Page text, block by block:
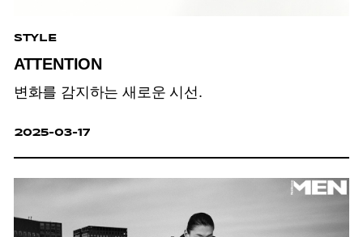
STYLE
ATTENTION
변화를 감지하는 새로운 시선.
2025-03-17